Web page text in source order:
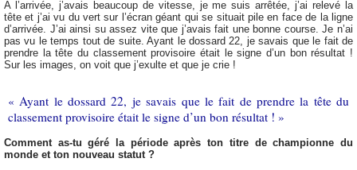
A l’arrivée, j’avais beaucoup de vitesse, je me suis arrêtée, j’ai relevé la
tête et j’ai vu du vert sur l’écran géant qui se situait pile en face de la ligne
d’arrivée. J’ai ainsi su assez vite que j’avais fait une bonne course. Je n’ai
pas vu le temps tout de suite. Ayant le dossard 22, je savais que le fait de
prendre la tête du classement provisoire était le signe d’un bon résultat !
Sur les images, on voit que j’exulte et que je crie !
« Ayant le dossard 22, je savais que le fait de prendre la tête du
classement provisoire était le signe d’un bon résultat ! »
Comment as-tu géré la période après ton titre de championne du
monde et ton nouveau statut ?